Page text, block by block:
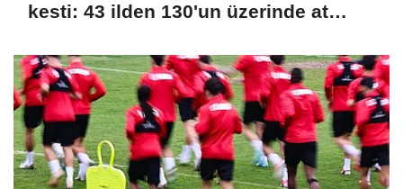
kesti: 43 ilden 130'un üzerinde at